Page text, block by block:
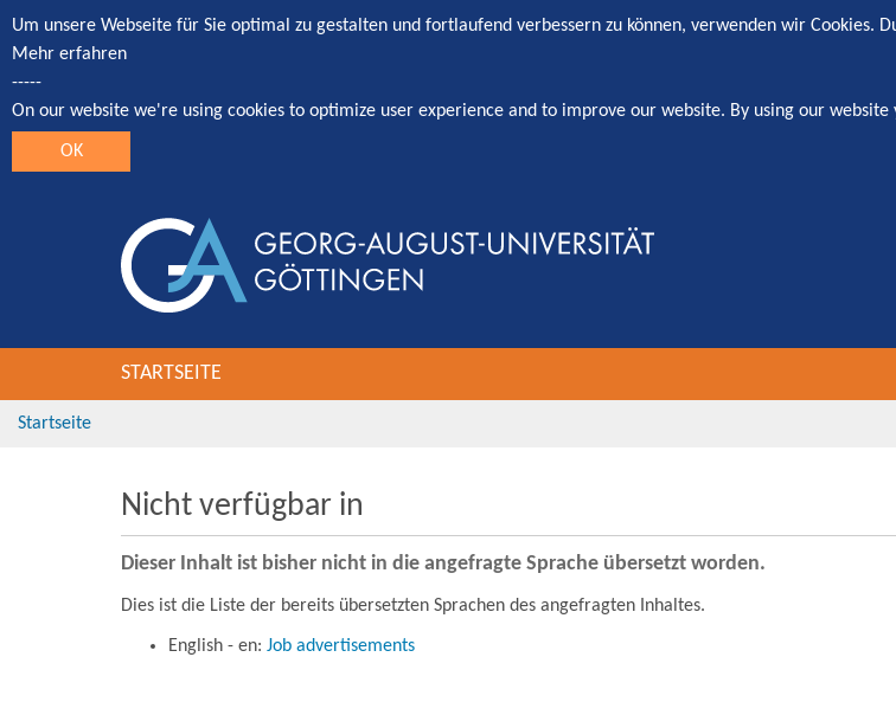
Um unsere Webseite für Sie optimal zu gestalten und fortlaufend verbessern zu können, verwenden wir Cookies.
Mehr erfahren
-----
On our website we're using cookies to optimize user experience and to improve our website. By using our
OK
STARTSEITE
Startseite
Nicht verfügbar in
Dieser Inhalt ist bisher nicht in die angefragte Sprache übersetzt worden.
Dies ist die Liste der bereits übersetzten Sprachen des angefragten Inhaltes.
English - en: Job advertisements